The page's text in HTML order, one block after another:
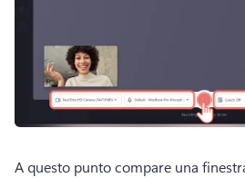
A questo punto compare una